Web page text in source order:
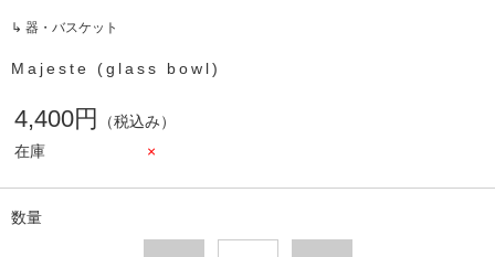
↳ 器・バスケット
Majeste (glass bowl)
4,400円
（税込み）
在庫
×
数量